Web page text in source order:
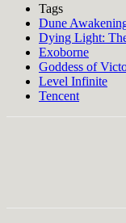
Tags
Dune
Dying Light:
Exoborne
Goddess of
Level Infinite
Tencent